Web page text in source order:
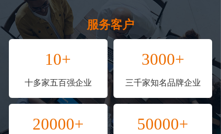
服务客户
10+
十多家五百强企业
3000+
三千家知名品牌企业
20000+ 50000+